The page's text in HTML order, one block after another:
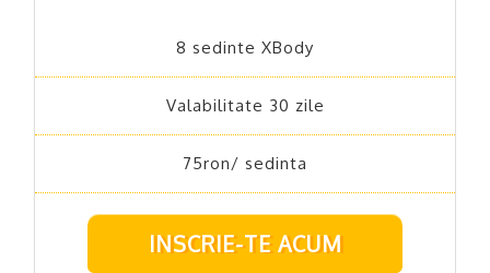
8 sedinte XBody
Valabilitate 30 zile
75ron/ sedinta
INSCRIE-TE ACUM